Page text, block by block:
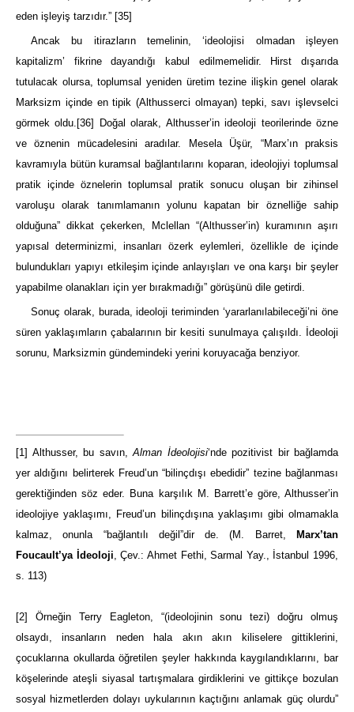
eden işleyiş tarzıdır.” [35]
Ancak bu itirazların temelinin, ‘ideolojisi olmadan işleyen
kapitalizm’ fikrine dayandığı kabul edilmemelidir. Hirst dışarıda
tutulacak olursa, toplumsal yeniden üretim tezine ilişkin genel olarak
Marksizm içinde en tipik (Althusserci olmayan) tepki, savı işlevselci
görmek oldu. [36]
Doğal olarak, Althusser’in ideoloji teorilerinde özne
ve öznenin mücadelesini aradılar. Mesela Üşür, “Marx’ın praksis
kavramıyla bütün kuramsal bağlantılarını koparan, ideolojiyi toplumsal
pratik içinde öznelerin toplumsal pratik sonucu oluşan bir zihinsel
varoluşu olarak tanımlamanın yolunu kapatan bir öznelliğe sahip
olduğuna” dikkat çekerken, Mclellan “(Althusser’in) kuramının aşırı
yapısal determinizmi, insanları özerk eylemleri, özellikle de içinde
bulundukları yapıyı etkileşim içinde anlayışları ve ona karşı bir şeyler
yapabilme olanakları için yer bırakmadığı” görüşünü dile getirdi.
Sonuç olarak, burada, ideoloji teriminden ‘yararlanılabileceği’ni öne
süren yaklaşımların çabalarının bir kesiti sunulmaya çalışıldı. İdeoloji
sorunu, Marksizmin gündemindeki yerini koruyacağa benziyor.
[1] Althusser, bu savın, Alman İdeolojisi‘nde pozitivist bir bağlamda
yer aldığını belirterek Freud’un “bilinçdışı ebedidir” tezine bağlanması
gerektiğinden söz eder. Buna karşılık M. Barrett’e göre, Althusser’in
ideolojiye yaklaşımı, Freud’un bilinçdışına yaklaşımı gibi olmamakla
kalmaz, onunla “bağlantılı değil”dir de. (M. Barret, Marx’tan
Foucault’ya İdeoloji , Çev.: Ahmet Fethi, Sarmal Yay., İstanbul 1996,
s. 113)
[2] Örneğin Terry Eagleton, “(ideolojinin sonu tezi) doğru olmuş
olsaydı, insanların neden hala akın akın kiliselere gittiklerini,
çocuklarına okullarda öğretilen şeyler hakkında kaygılandıklarını, bar
köşelerinde ateşli siyasal tartışmalara girdiklerini ve gittikçe bozulan
sosyal hizmetlerden dolayı uykularının kaçtığını anlamak güç olurdu”